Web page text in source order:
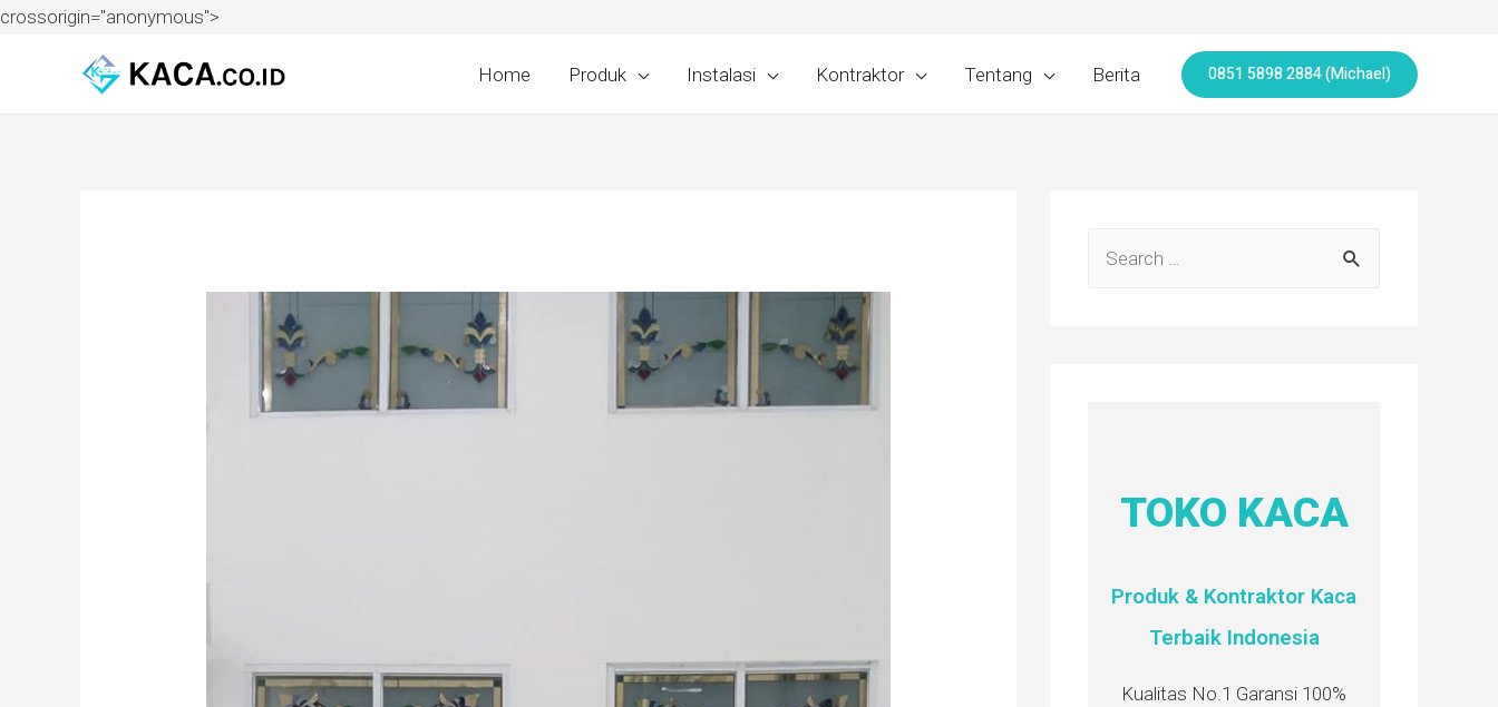
crossorigin="anonymous">
Home Produk Instalasi Kontraktor Tentang Berita 0851 5898 2884 (Michael)
TOKO KACA
Produk & Kontraktor Kaca
Terbaik Indonesia
Kualitas No.1 Garansi 100%